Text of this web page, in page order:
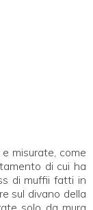
misurate, come
di cui ha
di muffii fatti in
sul divano della